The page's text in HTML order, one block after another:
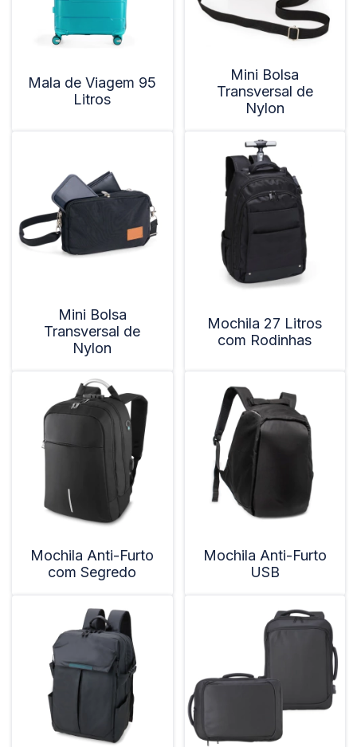
Mala de Viagem 95
Litros
Mini Bolsa
Transversal de
Nylon
Mini Bolsa
Transversal de
Nylon
Mochila 27 Litros
com Rodinhas
Mochila Anti-Furto
com Segredo
Mochila Anti-Furto
USB